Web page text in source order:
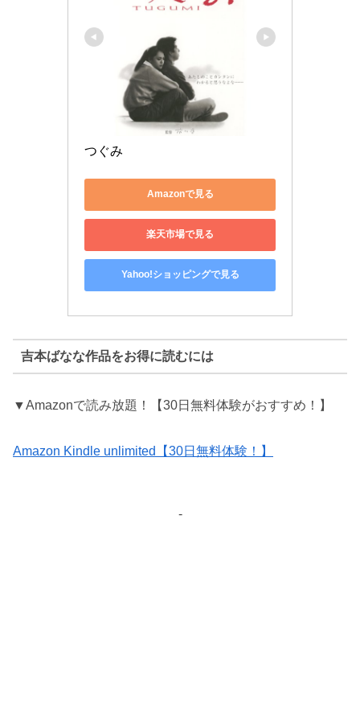
つぐみ
Amazonで見る
楽天市場で見る
Yahoo!ショッピングで見る
吉本ばなな作品をお得に読むには
▼Amazonで読み放題！【30日無料体験がおすすめ！】
Amazon Kindle unlimited【30日無料体験！】
-